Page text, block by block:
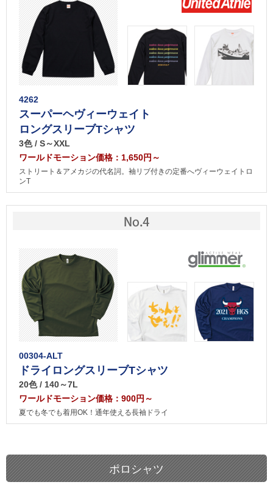
4262
スーパーヘヴィーウェイト
ロングスリーブTシャツ
3色 / S～XXL
ワールドモーション価格：1,650円～
ストリート＆アメカジの代名詞。袖リブ付きの定番へヴィーウェイトロ
ンT
00304-ALT
ドライロングスリーブTシャツ
20色 / 140～7L
ワールドモーション価格：900円～
夏でも冬でも着用OK！通年使える長袖ドライ
ポロシャツ